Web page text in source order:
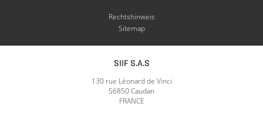
Rechtshinweis
Sitemap
SIIF S.A.S
130 rue Léonard de Vinci
56850 Caudan
FRANCE